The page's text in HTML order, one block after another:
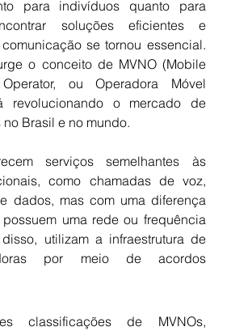
para indivíduos quanto para
soluções eficientes e
se tornou essencial.
o conceito de MVNO (Mobile
ou Operadora Móvel
revolucionando o mercado de
Brasil e no mundo.
serviços semelhantes às
como chamadas de voz,
dados, mas com uma diferença
uma rede ou frequência
utilizam a infraestrutura de
por meio de acordos
classificações de MVNOs,